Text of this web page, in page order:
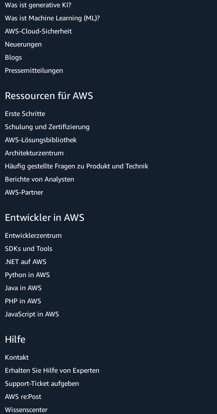
Was ist generative KI?
Was ist Machine Learning (ML)?
AWS-Cloud-Sicherheit
Neuerungen
Blogs
Pressemitteilungen
Ressourcen für AWS
Erste Schritte
Schulung und Zertifizierung
AWS-Lösungsbibliothek
Architekturzentrum
Häufig gestellte Fragen zu Produkt und Technik
Berichte von Analysten
AWS-Partner
Entwickler in AWS
Entwicklerzentrum
SDKs und Tools
.NET auf AWS
Python in AWS
Java in AWS
PHP in AWS
JavaScript in AWS
Hilfe
Kontakt
Erhalten Sie Hilfe von Experten
Support-Ticket aufgeben
AWS re:Post
Wissenscenter